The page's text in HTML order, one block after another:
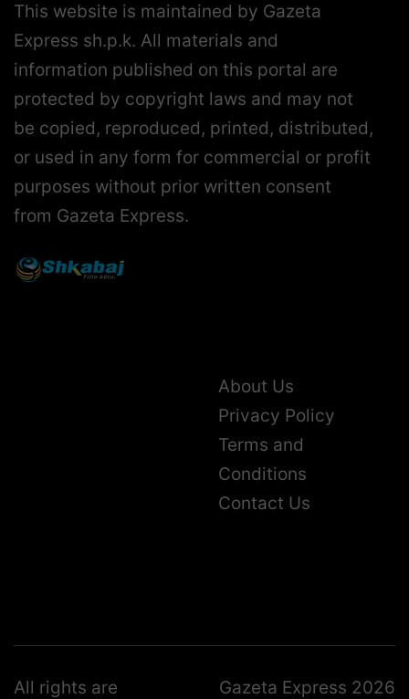
This website is maintained by Gazeta
Express sh.p.k. All materials and
information published on this portal are
protected by copyright laws and may not
be copied, reproduced, printed, distributed,
or used in any form for commercial or profit
purposes without prior written consent
from Gazeta Express.
About Us
Privacy Policy
Terms and
Conditions
Contact Us
All rights are Gazeta Express 2026